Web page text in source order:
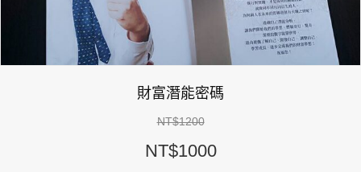
財富潛能密碼
NT$1200
NT$1000